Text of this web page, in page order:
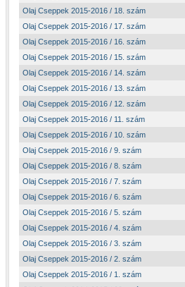
Olaj Cseppek 2015-2016 / 18. szám
Olaj Cseppek 2015-2016 / 17. szám
Olaj Cseppek 2015-2016 / 16. szám
Olaj Cseppek 2015-2016 / 15. szám
Olaj Cseppek 2015-2016 / 14. szám
Olaj Cseppek 2015-2016 / 13. szám
Olaj Cseppek 2015-2016 / 12. szám
Olaj Cseppek 2015-2016 / 11. szám
Olaj Cseppek 2015-2016 / 10. szám
Olaj Cseppek 2015-2016 / 9. szám
Olaj Cseppek 2015-2016 / 8. szám
Olaj Cseppek 2015-2016 / 7. szám
Olaj Cseppek 2015-2016 / 6. szám
Olaj Cseppek 2015-2016 / 5. szám
Olaj Cseppek 2015-2016 / 4. szám
Olaj Cseppek 2015-2016 / 3. szám
Olaj Cseppek 2015-2016 / 2. szám
Olaj Cseppek 2015-2016 / 1. szám